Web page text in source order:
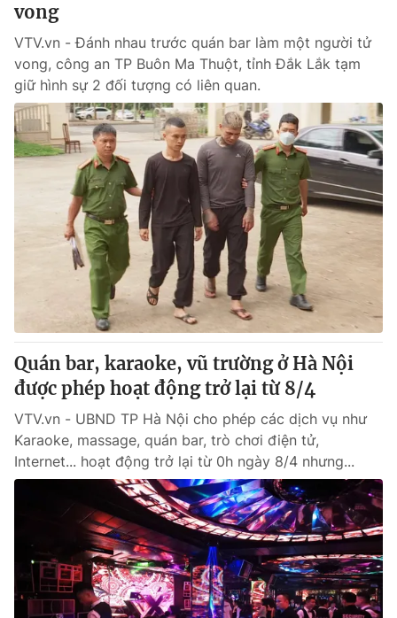
vong
VTV.vn - Đánh nhau trước quán bar làm một người tử
vong, công an TP Buôn Ma Thuột, tỉnh Đắk Lắk tạm
giữ hình sự 2 đối tượng có liên quan.
Quán bar, karaoke, vũ trường ở Hà Nội
được phép hoạt động trở lại từ 8/4
VTV.vn - UBND TP Hà Nội cho phép các dịch vụ như
Karaoke, massage, quán bar, trò chơi điện tử,
Internet... hoạt động trở lại từ 0h ngày 8/4 nhưng...